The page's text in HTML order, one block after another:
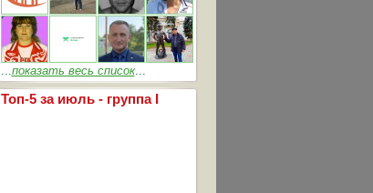
...показать весь список...
Топ-5 за июль - группа I